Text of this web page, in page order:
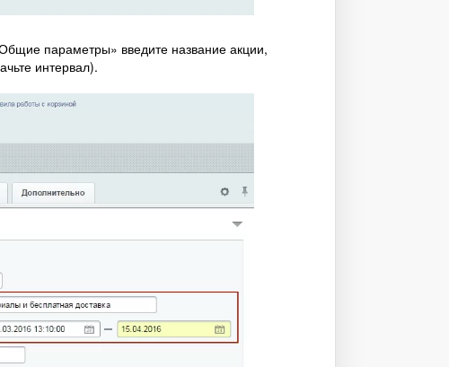
параметры» введите название акции,
интервал).